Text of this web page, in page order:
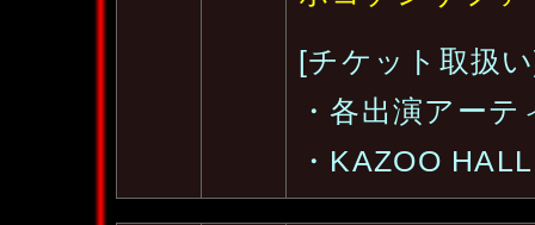
[チケット取扱
・各出演アーテ
・KAZOO